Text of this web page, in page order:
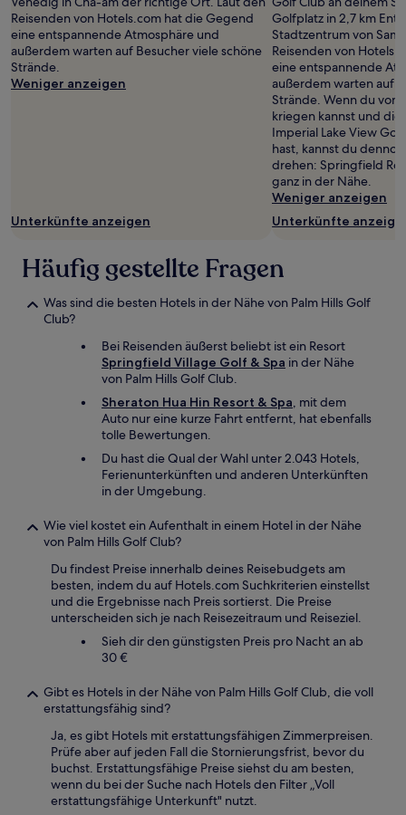
Reisenden von Hotels.com hat die Gegend
eine entspannende Atmosphäre und
außerdem warten auf Besucher viele schöne
Strände.
Weniger anzeigen
Unterkünfte anzeigen
Golfplatz in 2,7 km
Stadtzentrum von Sam
Reisenden von
eine entspannende
außerdem warten auf
Strände. Wenn du
kriegen kannst und
Imperial Lake View
hast, kannst du
drehen: Springfield
ganz in der Nähe.
Weniger anzeigen
Unterkünfte
Häufig gestellte Fragen
Was sind die besten Hotels in der Nähe von Palm Hills Golf
Club?
Bei Reisenden äußerst beliebt ist ein Resort
Springfield Village Golf & Spa in der Nähe
von Palm Hills Golf Club.
Sheraton Hua Hin Resort & Spa, mit dem
Auto nur eine kurze Fahrt entfernt, hat ebenfalls
tolle Bewertungen.
Du hast die Qual der Wahl unter 2.043 Hotels,
Ferienunterkünften und anderen Unterkünften
in der Umgebung.
Wie viel kostet ein Aufenthalt in einem Hotel in der Nähe
von Palm Hills Golf Club?
Du findest Preise innerhalb deines Reisebudgets am
besten, indem du auf Hotels.com Suchkriterien einstellst
und die Ergebnisse nach Preis sortierst. Die Preise
unterscheiden sich je nach Reisezeitraum und Reiseziel.
Sieh dir den günstigsten Preis pro Nacht an ab
30 €
Gibt es Hotels in der Nähe von Palm Hills Golf Club, die voll
erstattungsfähig sind?
Ja, es gibt Hotels mit erstattungsfähigen Zimmerpreisen.
Prüfe aber auf jeden Fall die Stornierungsfrist, bevor du
buchst. Erstattungsfähige Preise siehst du am besten,
wenn du bei der Suche nach Hotels den Filter „Voll
erstattungsfähige Unterkunft" nutzt.